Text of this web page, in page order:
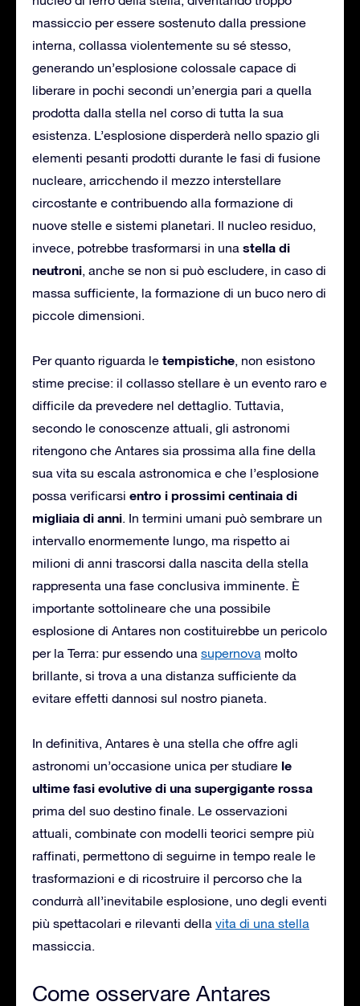
massiccio per essere sostenuto dalla pressione
interna, collassa violentemente su sé stesso,
generando un’esplosione colossale capace di
liberare in pochi secondi un’energia pari a quella
prodotta dalla stella nel corso di tutta la sua
esistenza. L’esplosione disperderà nello spazio gli
elementi pesanti prodotti durante le fasi di fusione
nucleare, arricchendo il mezzo interstellare
circostante e contribuendo alla formazione di
nuove stelle e sistemi planetari. Il nucleo residuo,
invece, potrebbe trasformarsi in una stella di
neutroni, anche se non si può escludere, in caso di
massa sufficiente, la formazione di un buco nero di
piccole dimensioni.
Per quanto riguarda le tempistiche, non esistono
stime precise: il collasso stellare è un evento raro e
difficile da prevedere nel dettaglio. Tuttavia,
secondo le conoscenze attuali, gli astronomi
ritengono che Antares sia prossima alla fine della
sua vita su escala astronomica e che l’esplosione
possa verificarsi entro i prossimi centinaia di
migliaia di anni. In termini umani può sembrare un
intervallo enormemente lungo, ma rispetto ai
milioni di anni trascorsi dalla nascita della stella
rappresenta una fase conclusiva imminente. È
importante sottolineare che una possibile
esplosione di Antares non costituirebbe un pericolo
per la Terra: pur essendo una supernova molto
brillante, si trova a una distanza sufficiente da
evitare effetti dannosi sul nostro pianeta.
In definitiva, Antares è una stella che offre agli
astronomi un’occasione unica per studiare le
ultime fasi evolutive di una supergigante rossa
prima del suo destino finale. Le osservazioni
attuali, combinate con modelli teorici sempre più
raffinati, permettono di seguirne in tempo reale le
trasformazioni e di ricostruire il percorso che la
condurrà all’inevitabile esplosione, uno degli eventi
più spettacolari e rilevanti della vita di una stella
massiccia.
Come osservare Antares